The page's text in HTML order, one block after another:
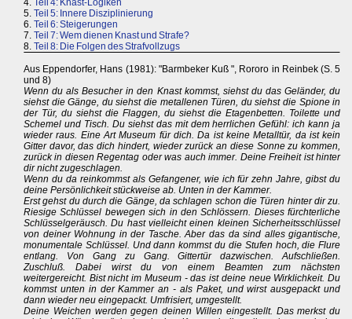
4. Teil 4: Knast-Logiken
5. Teil 5: Innere Disziplinierung
6. Teil 6: Steigerungen
7. Teil 7: Wem dienen Knast und Strafe?
8. Teil 8: Die Folgen des Strafvollzugs
Aus Eppendorfer, Hans (1981): "Barmbeker Kuß ", Rororo in Reinbek (S. 5
und 8)
Wenn du als Besucher in den Knast kommst, siehst du das Geländer, du
siehst die Gänge, du siehst die metallenen Türen, du siehst die Spione in
der Tür, du siehst die Flaggen, du siehst die Etagenbetten. Toilette und
Schemel und Tisch. Du siehst das mit dem herrlichen Gefühl: ich kann ja
wieder raus. Eine Art Museum für dich. Da ist keine Metalltür, da ist kein
Gitter davor, das dich hindert, wieder zurück an diese Sonne zu kommen,
zurück in diesen Regentag oder was auch immer. Deine Freiheit ist hinter
dir nicht zugeschlagen.
Wenn du da reinkommst als Gefangener, wie ich für zehn Jahre, gibst du
deine Persönlichkeit stückweise ab. Unten in der Kammer.
Erst gehst du durch die Gänge, da schlagen schon die Türen hinter dir zu.
Riesige Schlüssel bewegen sich in den Schlössern. Dieses fürchterliche
Schlüsselgeräusch. Du hast vielleicht einen kleinen Sicherheitsschlüssel
von deiner Wohnung in der Tasche. Aber das da sind alles gigantische,
monumentale Schlüssel. Und dann kommst du die Stufen hoch, die Flure
entlang. Von Gang zu Gang. Gittertür dazwischen. Aufschließen.
Zuschluß. Dabei wirst du von einem Beamten zum nächsten
weitergereicht. Bist nicht im Museum - das ist deine neue Wirklichkeit. Du
kommst unten in der Kammer an - als Paket, und wirst ausgepackt und
dann wieder neu eingepackt. Umfrisiert, umgestellt.
Deine Weichen werden gegen deinen Willen eingestellt. Das merkst du